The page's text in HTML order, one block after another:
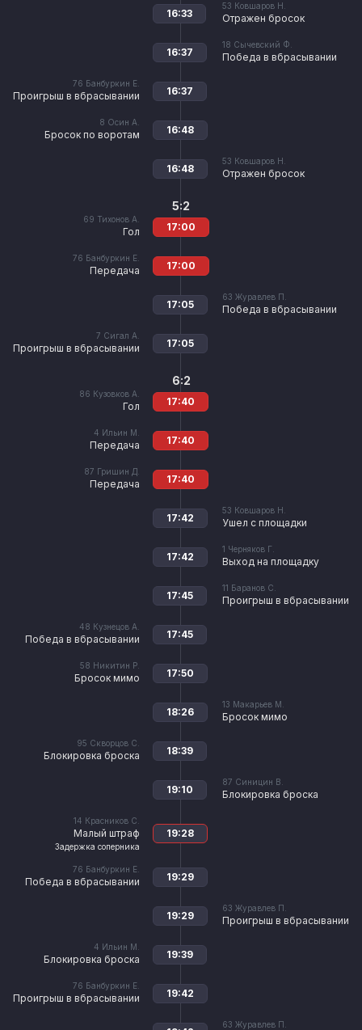
53 Ковшаров Н.
Отражен бросок
16:33
18 Сычевский Ф.
Победа в вбрасывании
16:37
76 Банбуркин Е.
Проигрыш в вбрасывании 16:37
8 Осин А.
Бросок по воротам 16:48
53 Ковшаров Н.
Отражен бросок
16:48
69 Тихонов А.
Гол
5:2
17:00
76 Банбуркин Е.
Передача 17:00
63 Журавлев П.
Победа в вбрасывании
17:05
7 Сигал А.
Проигрыш в вбрасывании 17:05
86 Кузовков А.
Гол
6:2
17:40
4 Ильин М.
Передача 17:40
87 Гришин Д.
Передача 17:40
53 Ковшаров Н.
Ушел с площадки
17:42
1 Черняков Г.
Выход на площадку
17:42
11 Баранов С.
Проигрыш в вбрасывании
17:45
48 Кузнецов А.
Победа в вбрасывании 17:45
58 Никитин Р.
Бросок мимо 17:50
13 Макарьев М.
Бросок мимо
18:26
95 Скворцов С.
Блокировка броска 18:39
87 Синицин В.
Блокировка броска
19:10
14 Красников С.
Малый штраф
Задержка соперника
19:28
76 Банбуркин Е.
Победа в вбрасывании 19:29
63 Журавлев П.
Проигрыш в вбрасывании
19:29
4 Ильин М.
Блокировка броска 19:39
76 Банбуркин Е.
Проигрыш в вбрасывании 19:42
63 Журавлев П.